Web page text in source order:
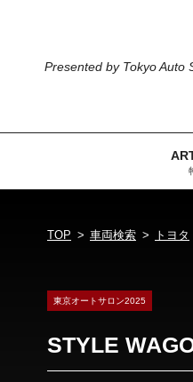
Presented by Tokyo Auto
TOP 車両検索 トヨタ
東京オートサロン2025
STYLE